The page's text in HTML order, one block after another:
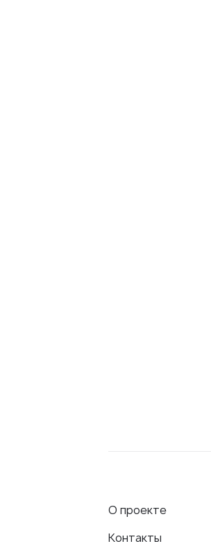
О проекте
Контакты